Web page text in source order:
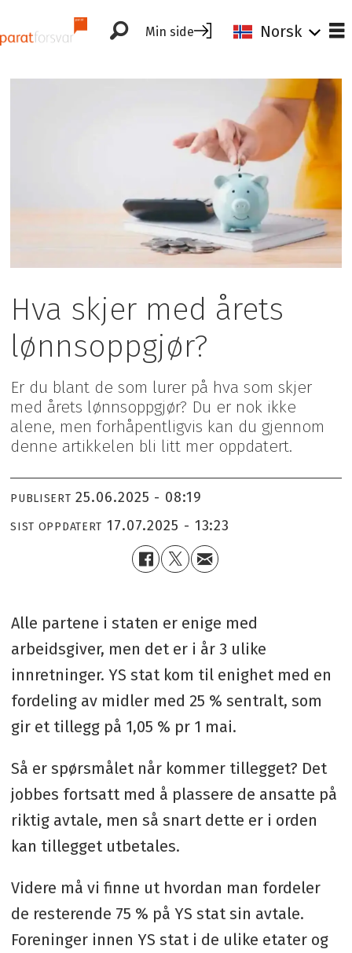
Min side Norsk
Hva skjer med årets
lønnsoppgjør?
Er du blant de som lurer på hva som skjer
med årets lønnsoppgjør? Du er nok ikke
alene, men forhåpentligvis kan du gjennom
denne artikkelen bli litt mer oppdatert.
PUBLISERT 25.06.2025 - 08:19
SIST OPPDATERT 17.07.2025 - 13:23
Alle partene i staten er enige med
arbeidsgiver, men det er i år 3 ulike
innretninger. YS stat kom til enighet med en
fordeling av midler med 25 % sentralt, som
gir et tillegg på 1,05 % pr 1 mai.
Så er spørsmålet når kommer tillegget? Det
jobbes fortsatt med å plassere de ansatte på
riktig avtale, men så snart dette er i orden
kan tillegget utbetales.
Videre må vi finne ut hvordan man fordeler
de resterende 75 % på YS stat sin avtale.
Foreninger innen YS stat i de ulike etater og